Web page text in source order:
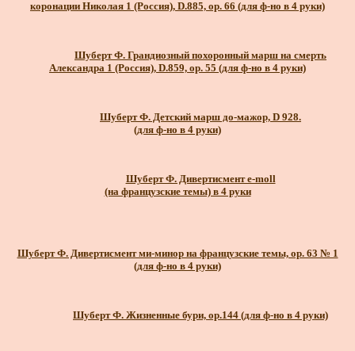
коронации Николая 1 (Россия), D.885, ор. 66 (для ф-но в 4 руки)
Шуберт Ф. Грандиозный похоронный марш на смерть
Александра 1 (Россия), D.859, op. 55 (для ф-но в 4 руки)
Шуберт Ф. Детский марш до-мажор, D 928.
(для ф-но в 4 руки)
Шуберт Ф. Дивертисмент e-moll
(на французские темы) в 4 руки
Шуберт Ф. Дивертисмент ми-минор на французские темы, ор. 63 № 1
(для ф-но в 4 руки)
Шуберт Ф. Жизненные бури, ор.144 (для ф-но в 4 руки)